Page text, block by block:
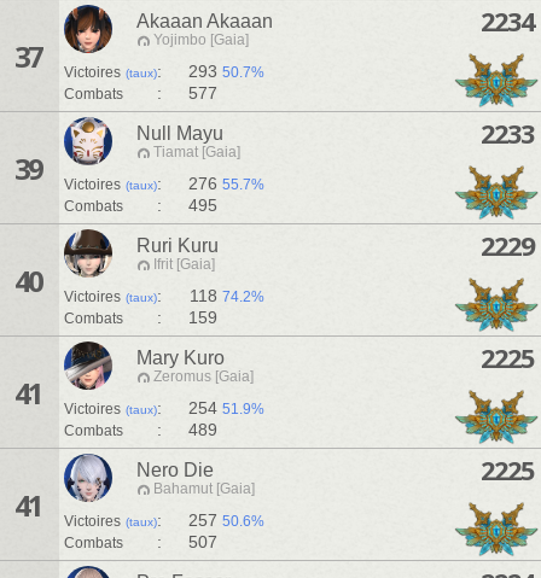
37
Akaaan Akaaan
Yojimbo [Gaia]
Victoires (taux): 293 50.7%
Combats
: 577
2234
39
Null Mayu
Tiamat [Gaia]
Victoires (taux): 276 55.7%
Combats
: 495
2233
40
Ruri Kuru
Ifrit [Gaia]
Victoires (taux): 118 74.2%
Combats
: 159
2229
41
Mary Kuro
Zeromus [Gaia]
Victoires (taux): 254 51.9%
Combats
: 489
2225
41
Nero Die
Bahamut [Gaia]
Victoires (taux): 257 50.6%
Combats
: 507
2225